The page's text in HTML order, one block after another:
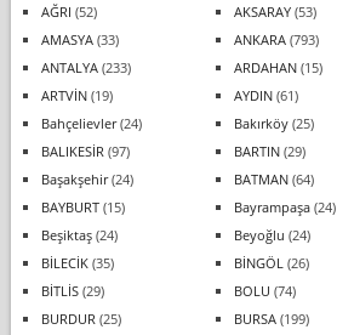
AĞRI (52) AKSARAY(53)
AMASYA(33) ANKARA(793)
ANTALYA(233) ARDAHAN(15)
ARTVİN(19) AYDIN(61)
Bahçelievler(24) Bakırköy(25)
BALIKESİR (97) BARTIN(29)
Başakşehir(24) BATMAN(64)
BAYBURT(15) Bayrampaşa(24)
Beşiktaş(24) Beyoğlu (24)
BİLECİK(35) BİNGÖL (26)
BİTLİS(29) BOLU (74)
BURDUR (25) BURSA(199)